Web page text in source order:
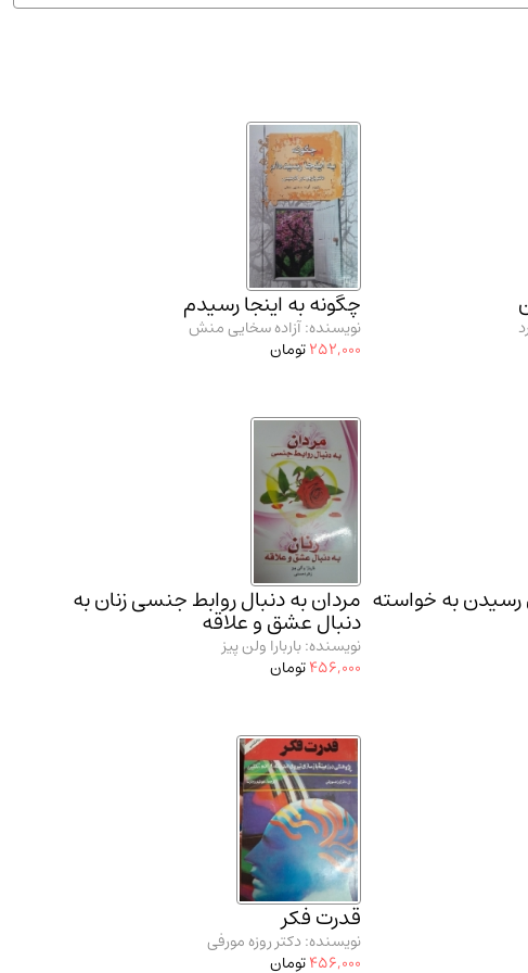
چگونه به اینجا رسیدم
نویسنده: آزاده سخایی منش
252,000تومان
به خواسته مردان به دنبال روابط جنسی زنان به
دنبال عشق و علاقه
نویسنده: باربارا ولن پیز
456,000تومان
قدرت فکر
نویسنده: دکتر روزه مورفی
456,000تومان